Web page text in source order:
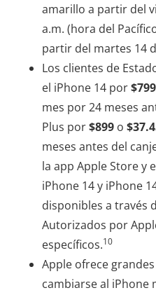
amarillo a partir del
a.m. (hora del
partir del martes 14
Los clientes de
el iPhone 14 por$799
mes por 24 meses
Plus por$899 o
meses antes del
la app Apple Store y
iPhone 14 y iPhone
disponibles a través
Autorizados por
específicos.10
Apple ofrece
cambiarse al iPhone